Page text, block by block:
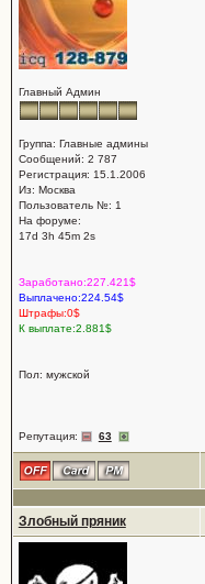
Главный Админ
Группа: Главные админы
Сообщений: 2 787
Регистрация: 15.1.2006
Из: Москва
Пользователь №: 1
На форуме:
17d 3h 45m 2s
Заработано:227.421$
Выплачено:224.54$
Штрафы:0$
К выплате:2.881$
Пол: мужской
Репутация: 63
Злобный пряник